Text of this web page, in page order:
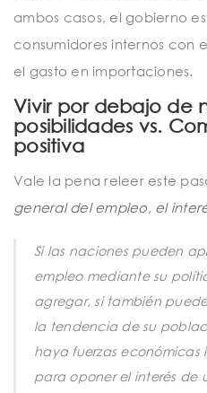
ambos casos, el gobierno
consumidores internos con
el gasto en importaciones.
Vivir por debajo de
posibilidades vs.
positiva
Vale la pena releer este
general del empleo, el
Si las naciones pueden
empleo mediante su
agregar, si también
la tendencia de su
haya fuerzas
para oponer el interés de